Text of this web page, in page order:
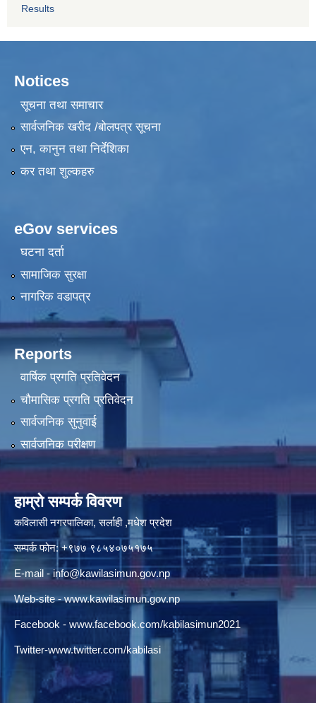
Results
Notices
सूचना तथा समाचार
सार्वजनिक खरीद /बोलपत्र सूचना
एन, कानुन तथा निर्देशिका
कर तथा शुल्कहरु
eGov services
घटना दर्ता
सामाजिक सुरक्षा
नागरिक वडापत्र
Reports
वार्षिक प्रगति प्रतिवेदन
चौमासिक प्रगति प्रतिवेदन
सार्वजनिक सुनुवाई
सार्वजनिक परीक्षण
हाम्रो सम्पर्क विवरण
कविलासी नगरपालिका, सर्लाही ,मधेश प्रदेश
सम्पर्क फोन: +९७७ ९८५४०७५१७५
E-mail -info@kawilasimun.gov.np
Web-site -www.kawilasimun.gov.np
Facebook - www.facebook.com/kabilasimun2021
Twitter-www.twitter.com/kabilasi